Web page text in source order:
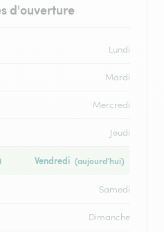
d'ouverture
Lundi
Mardi
Mercredi
Jeudi
Vendredi (aujourd’hui)
Samedi
Dimanche